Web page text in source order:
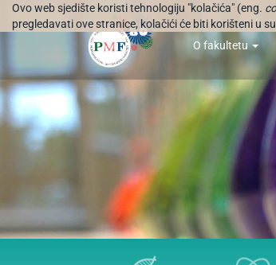
Ovo web sjedište koristi tehnologiju "kolačića" (eng.
pregledavati ove stranice, kolačići će biti korišteni u
O fakultetu